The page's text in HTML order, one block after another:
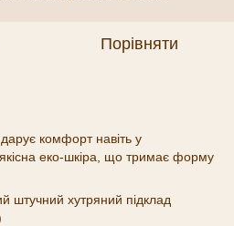
Порівняти
комфорт навіть у
еко-шкіра, що тримає форму
штучний хутряний підклад